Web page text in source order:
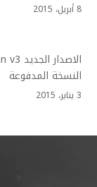
8 أبريل، 2015
النسخة المدفوعة
3 يناير، 2015